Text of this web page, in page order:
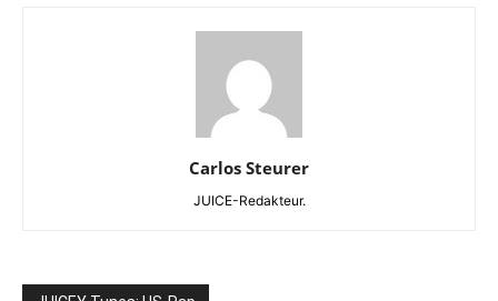
Carlos Steurer
JUICE-Redakteur.